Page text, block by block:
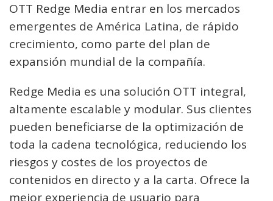
OTT Redge Media entrar en los mercados
emergentes de América Latina, de rápido
crecimiento, como parte del plan de
expansión mundial de la compañía.
Redge Media es una solución OTT integral,
altamente escalable y modular. Sus clientes
pueden beneficiarse de la optimización de
toda la cadena tecnológica, reduciendo los
riesgos y costes de los proyectos de
contenidos en directo y a la carta. Ofrece la
mejor experiencia de usuario para